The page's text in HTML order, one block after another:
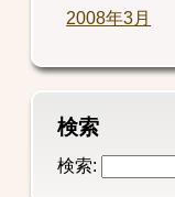
2008年3月
検索
検索: